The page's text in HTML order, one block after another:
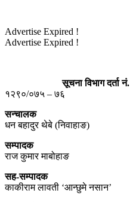
Advertise Expired !
Advertise Expired !
सूचना विभाग दर्ता नं.
१२९०/०७५ – ७६
सन्चालक
धन बहादुर थेबे (निवाहाङ)
सम्पादक
राज कुमार माबोहाङ
सह-सम्पादक
काकीराम लावती ‘आन्छुमे नसान’